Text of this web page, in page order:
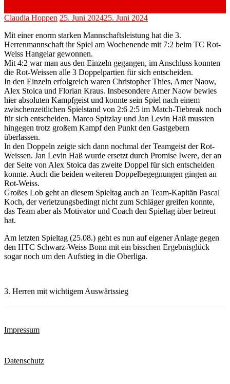
Claudia Hoppen 25. Juni 202425. Juni 2024
Mit einer enorm starken Mannschaftsleistung hat die 3.
Herrenmannschaft ihr Spiel am Wochenende mit 7:2 beim TC Rot-
Weiss Hangelar gewonnen.
Mit 4:2 war man aus den Einzeln gegangen, im Anschluss konnten
die Rot-Weissen alle 3 Doppelpartien für sich entscheiden.
In den Einzeln erfolgreich waren Christopher Thies, Amer Naow,
Alex Stoica und Florian Kraus. Insbesondere Amer Naow bewies
hier absoluten Kampfgeist und konnte sein Spiel nach einem
zwischenzeitlichen Spielstand von 2:6 2:5 im Match-Tiebreak noch
für sich entscheiden. Marco Spitzlay und Jan Levin Haß mussten
hingegen trotz großem Kampf den Punkt den Gastgebern
überlassen.
In den Doppeln zeigte sich dann nochmal der Teamgeist der Rot-
Weissen. Jan Levin Haß wurde ersetzt durch Promise Iwere, der an
der Seite von Alex Stoica das zweite Doppel für sich entscheiden
konnte. Auch die beiden weiteren Doppelbegegnungen gingen an
Rot-Weiss.
Großes Lob geht an diesem Spieltag auch an Team-Kapitän Pascal
Koch, der verletzungsbedingt nicht zum Schläger greifen konnte,
das Team aber als Motivator und Coach den Spieltag über betreut
hat.
Am letzten Spieltag (25.08.) geht es nun auf eigener Anlage gegen
den HTC Schwarz-Weiss Bonn mit ein bisschen Ergebnisglück
sogar noch um den Aufstieg in die Oberliga.
3. Herren mit wichtigem Auswärtssieg
Impressum
Datenschutz